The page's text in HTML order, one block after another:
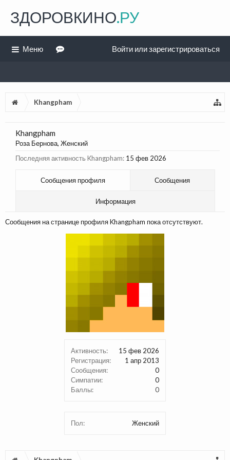
Khangpham
Активность:
15 фев 2026
Регистрация:
1 апр 2013
Сообщения:
0
Симпатии:
0
Баллы:
0
Пол: Женский
Khangpham
Роза Бернова, Женский
Последняя активность Khangpham: 15 фев 2026
Сообщения профиля Сообщения
Информация
Сообщения на странице профиля Khangpham пока отсутствуют.
ЗДОРОВКИНО.РУ
Меню Войти или зарегистрироваться